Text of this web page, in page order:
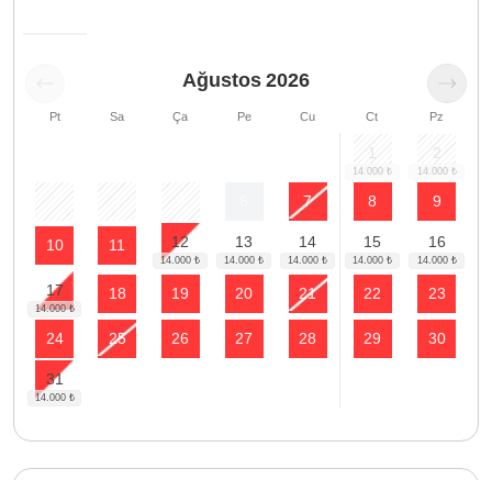
Ağustos 2026
Pt Sa Ça Pe Cu Ct Pz
1 2
7 8 9
10 11 12 13 14 15 16
17 18 19 20 21 22 23
24 25 26 27 28 29 30
31